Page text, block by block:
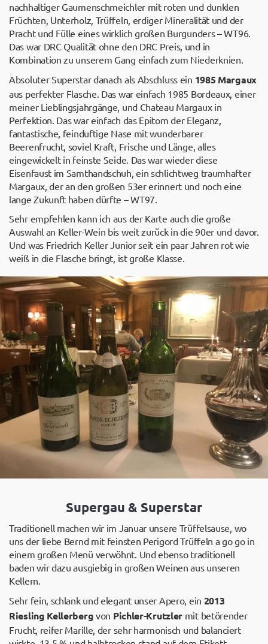
nachhaltiger Gaumenschmeichler mit roten und dunklen
Früchten, Unterholz, Trüffeln, erdiger Mineralität und der
Pracht und Fülle eines wirklich großen Burgunders – WT96.
Das war DRC Qualität ohne den DRC Preis, und in
Kombination zu unserem Gang einfach zum Niederknien.
Absoluter Superstar danach als Abschluss ein 1985 Margaux
aus perfekter Flasche. Das war einfach 1985 Bordeaux, einer
meiner Lieblingsjahrgänge, und Chateau Margaux in
Perfektion. Das war einfach das Epitom der Eleganz,
fantastische, feinduftige Nase mit wunderbarer
Beerenfrucht, soviel Kraft, Frische und Länge, alles
eingewickelt in feinste Seide. Das war wieder diese
Eisenfaust im Samthandschuh, ein schlichtweg traumhafter
Margaux, der an den großen 53er erinnert und noch eine
lange Zukunft haben dürfte – WT97.
Sehr empfehlen kann ich aus der Karte auch die große
Auswahl an Keller-Wein bis weit zurück in die 90er und davor.
Und was Friedrich Keller Junior seit ein paar Jahren rot wie
weiß in die Flasche bringt, ist große Klasse.
Supergau & Superstar
Traditionell machen wir im Januar unsere Trüffelsause, wo
uns der liebe Bernd mit feinsten Perigord Trüffeln a go go in
einem großen Menü verwöhnt. Und ebenso traditionell
baden wir dazu ausgiebig in großen Weinen aus unseren
Kellern.
Sehr fein, schlank und elegant unser Apero, ein 2013
Riesling Kellerberg von Pichler-Krutzler mit betörender
Frucht, reifer Marille, der sehr harmonisch und balanciert